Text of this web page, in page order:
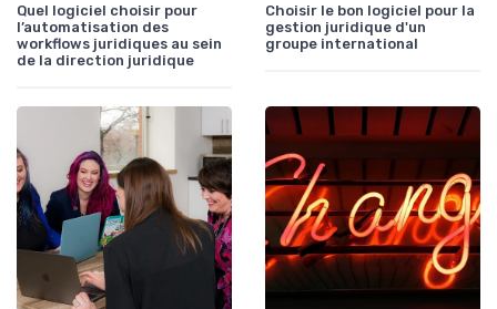
Quel logiciel choisir pour
l’automatisation des
workflows juridiques au sein
de la direction juridique
Choisir le bon logiciel pour la
gestion juridique d'un
groupe international